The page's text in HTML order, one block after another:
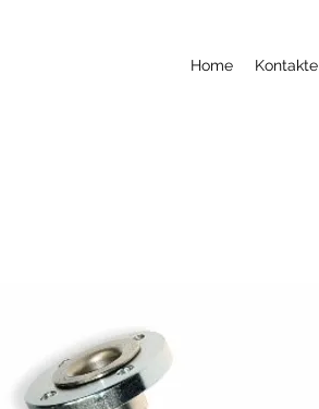
Home Kontakte